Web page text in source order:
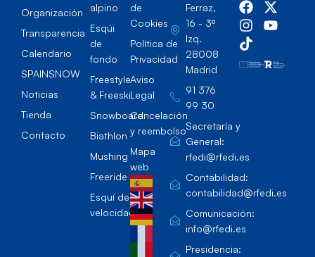
Organización
Transparencia
Calendario
SPAINSNOW
Noticias
Tienda
Contacto
alpino
Esqúi
de
fondo
Freestyle
& Freeski
Snowboard
Biathlon
Mushing
Freeride
Esquí de
velocidad
de
Cookies
Política de
Privacidad
Aviso
Legal
Cancelación
y reembolso
Mapa
web
Ferraz,
16 - 3º
Izq.
28008
Madrid
91 376
99 30
Secretaría y
General:
rfedi@rfedi.es
Contabilidad:
contabilidad@rfedi.es
Comunicación:
info@rfedi.es
Presidencia: